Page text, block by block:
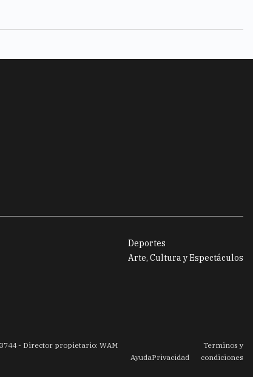
Deportes
Arte, Cultura y Espectáculos
3744- Director propietario: WAM
AyudaPrivacidad
Terminos y
condiciones